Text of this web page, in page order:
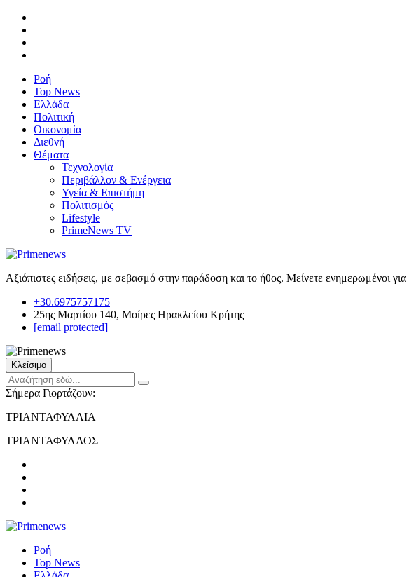
Ροή
Top News
Ελλάδα
Πολιτική
Οικονομία
Διεθνή
Θέματα
Τεχνολογία
Περιβάλλον & Ενέργεια
Υγεία & Επιστήμη
Πολιτισμός
Lifestyle
PrimeNews TV
Αξιόπιστες ειδήσεις, με σεβασμό στην παράδοση και το ήθος. Μείνετε ενημερωμένοι
+30.6975757175
25ης Μαρτίου 140, Μοίρες Ηρακλείου Κρήτης
[email protected]
Κλείσιμο
Σήμερα Γιορτάζουν:
ΤΡΙΑΝΤΑΦΥΛΛΙΑ
ΤΡΙΑΝΤΑΦΥΛΛΟΣ
Ροή
Top News